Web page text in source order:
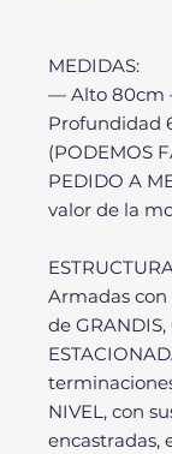
MEDIDAS:
— Alto 80cm
Profundidad
(PODEMOS
PEDIDO A
valor de la
Armadas con
de
NIVEL, con
encastradas,